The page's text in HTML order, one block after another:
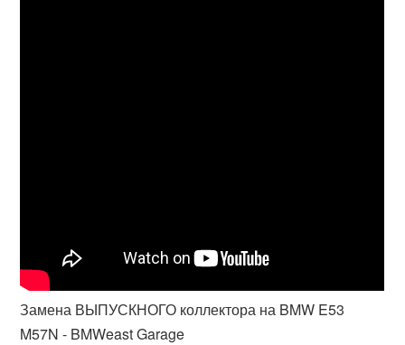
Замена ВЫПУСКНОГО коллектора на BMW E53
M57N - BMWeast Garage